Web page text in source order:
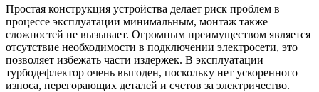
Простая конструкция устройства делает риск проблем в
процессе эксплуатации минимальным, монтаж также
сложностей не вызывает. Огромным преимуществом является
отсутствие необходимости в подключении электросети, это
позволяет избежать части издержек. В эксплуатации
турбодефлектор очень выгоден, поскольку нет ускоренного
износа, перегорающих деталей и счетов за электричество.